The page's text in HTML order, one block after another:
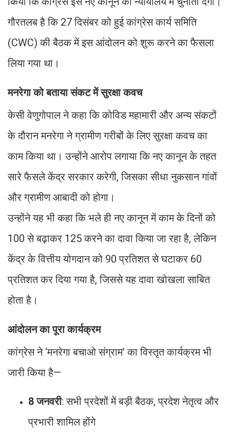
गौरतलब है कि 27 दिसंबर को हुई कांग्रेस कार्य समिति
(CWC) की बैठक में इस आंदोलन को शुरू करने का फैसला
लिया गया था।
मनरेगा को बताया संकट में सुरक्षा कवच
केसी वेणुगोपाल ने कहा कि कोविड महामारी और अन्य संकटों
के दौरान मनरेगा ने ग्रामीण गरीबों के लिए सुरक्षा कवच का
काम किया था। उन्होंने आरोप लगाया कि नए कानून के तहत
सारे फैसले केंद्र सरकार करेगी, जिसका सीधा नुकसान गांवों
और ग्रामीण आबादी को होगा।
उन्होंने यह भी कहा कि भले ही नए कानून में काम के दिनों को
100 से बढ़ाकर 125 करने का दावा किया जा रहा है, लेकिन
केंद्र के वित्तीय योगदान को 90 प्रतिशत से घटाकर 60
प्रतिशत कर दिया गया है, जिससे यह दावा खोखला साबित
होता है।
आंदोलन का पूरा कार्यक्रम
कांग्रेस ने ‘मनरेगा बचाओ संग्राम’ का विस्तृत कार्यक्रम भी
जारी किया है—
8 जनवरी: सभी प्रदेशों में बड़ी बैठक, प्रदेश नेतृत्व और
प्रभारी शामिल होंगे